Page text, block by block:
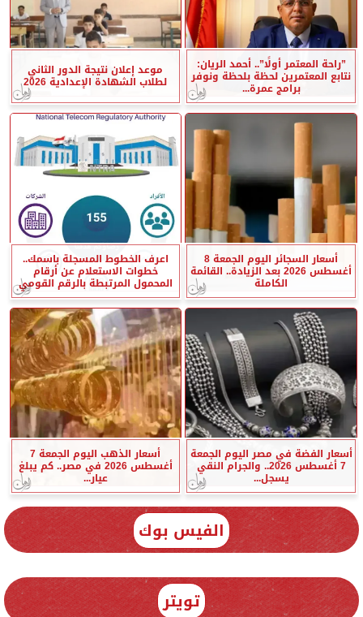
”راحة المعتمر أولًا”.. أحمد الريان:
نتابع المعتمرين لحظة بلحظة ونوفر
برامج عمرة...
موعد إعلان نتيجة الدور الثاني
لطلاب الشهادة الإعدادية 2026
أسعار السجائر اليوم الجمعة 8
أغسطس 2026 بعد الزيادة.. القائمة
الكاملة
اعرف الخطوط المسجلة باسمك..
خطوات الاستعلام عن أرقام
المحمول المرتبطة بالرقم القومي
أسعار الفضة في مصر اليوم الجمعة
7 أغسطس 2026.. والجرام النقي
يسجل...
أسعار الذهب اليوم الجمعة 7
أغسطس 2026 في مصر.. كم يبلغ
عيار...
الفيس بوك
تويتر